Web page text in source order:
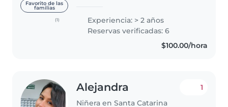
Favorito de las
familias
(1)
hospital y control del niño sano
en clínica, me gusta trabajar con
niños, soy paciente, ordenada..
Experiencia: > 2 años
Reservas verificadas: 6
$100.00/hora
Alejandra
Niñera en Santa Catarina
1